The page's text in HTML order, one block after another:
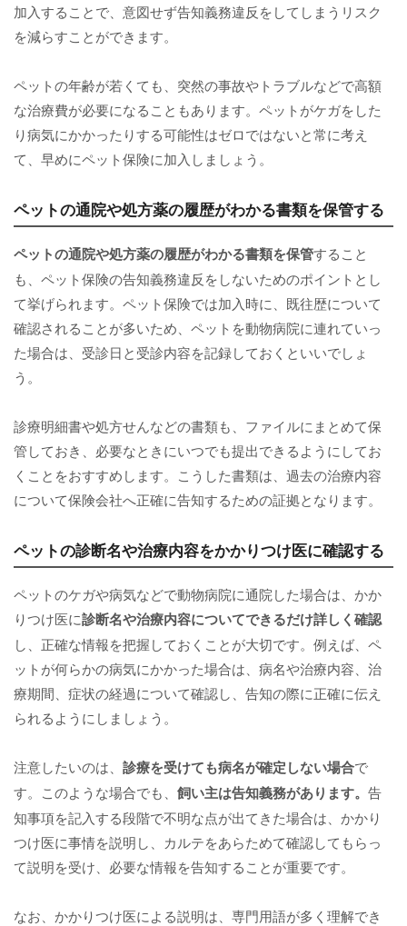
加入することで、意図せず告知義務違反をしてしまうリスク
を減らすことができます。
ペットの年齢が若くても、突然の事故やトラブルなどで高額
な治療費が必要になることもあります。ペットがケガをした
り病気にかかったりする可能性はゼロではないと常に考え
て、早めにペット保険に加入しましょう。
ペットの通院や処方薬の履歴がわかる書類を保管する
ペットの通院や処方薬の履歴がわかる書類を保管すること
も、ペット保険の告知義務違反をしないためのポイントとし
て挙げられます。ペット保険では加入時に、既往歴について
確認されることが多いため、ペットを動物病院に連れていっ
た場合は、受診日と受診内容を記録しておくといいでしょ
う。
診療明細書や処方せんなどの書類も、ファイルにまとめて保
管しておき、必要なときにいつでも提出できるようにしてお
くことをおすすめします。こうした書類は、過去の治療内容
について保険会社へ正確に告知するための証拠となります。
ペットの診断名や治療内容をかかりつけ医に確認する
ペットのケガや病気などで動物病院に通院した場合は、かか
りつけ医に診断名や治療内容についてできるだけ詳しく確認
し、正確な情報を把握しておくことが大切です。例えば、ペ
ットが何らかの病気にかかった場合は、病名や治療内容、治
療期間、症状の経過について確認し、告知の際に正確に伝え
られるようにしましょう。
注意したいのは、 診療を受けても病名が確定しない場合で
す。このような場合でも、 飼い主は告知義務があります。 告
知事項を記入する段階で不明な点が出てきた場合は、かかり
つけ医に事情を説明し、カルテをあらためて確認してもらっ
て説明を受け、必要な情報を告知することが重要です。
なお、かかりつけ医による説明は、専門用語が多く理解でき